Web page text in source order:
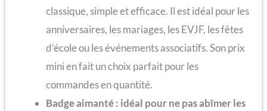
classique, simple et efficace. Il est idéal pour les
anniversaires, les mariages, les EVJF, les fêtes
d’école ou les événements associatifs. Son prix
mini en fait un choix parfait pour les
commandes en quantité.
Badge aimanté : idéal pour ne pas abîmer les